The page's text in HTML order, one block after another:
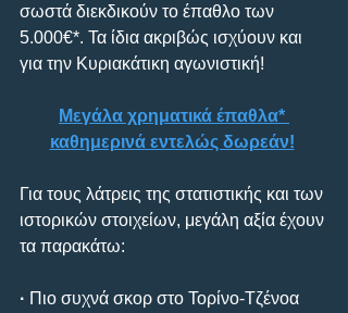
σωστά διεκδικούν το έπαθλο των
5.000€*. Τα ίδια ακριβώς ισχύουν και
για την Κυριακάτικη αγωνιστική!
Μεγάλα χρηματικά έπαθλα*
καθημερινά εντελώς δωρεάν!
Για τους λάτρεις της στατιστικής και των
ιστορικών στοιχείων, μεγάλη αξία έχουν
τα παρακάτω:
· Πιο συχνά σκορ στο Τορίνο-Τζένοα